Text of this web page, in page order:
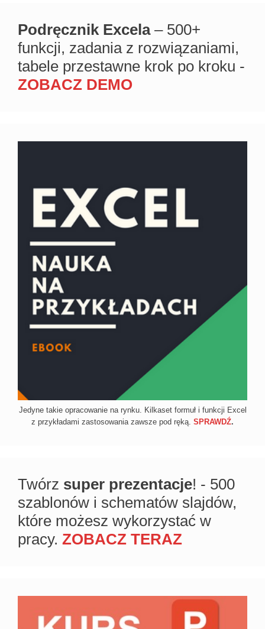
Podręcznik Excela– 500+
funkcji, zadania z rozwiązaniami,
tabele przestawne krok po kroku -
ZOBACZ DEMO
Jedyne takie opracowanie na rynku. Kilkaset formuł i funkcji Excel
z przykładami zastosowania zawsze pod ręką. SPRAWDŹ.
Twórz super prezentacje! - 500
szablonów i schematów slajdów,
które możesz wykorzystać w
pracy. ZOBACZ TERAZ